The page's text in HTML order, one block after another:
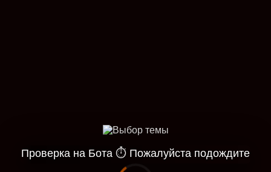
Проверка на Бота ⏱ Пожалуйста подождите